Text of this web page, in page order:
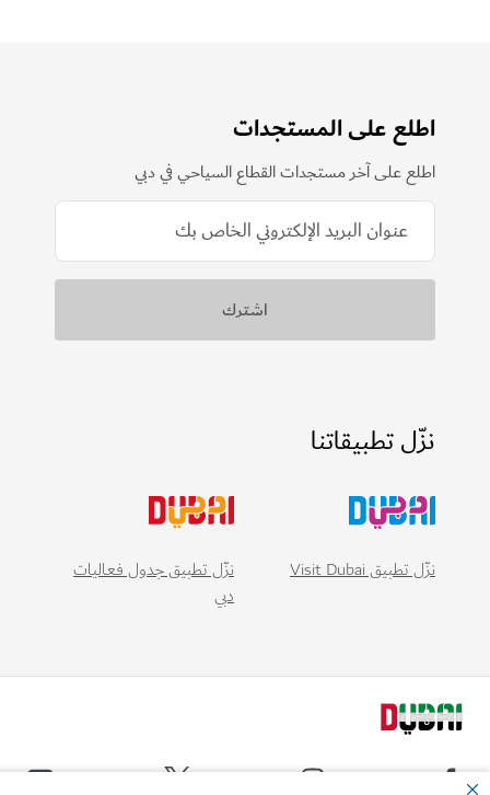
اطلع على المستجدات
اطلع على آخر مستجدات القطاع السياحي في دبي
نزّل تطبيقاتنا
نزّل تطبيق Visit Dubai
نزّل تطبيق جدول فعاليات
دبي